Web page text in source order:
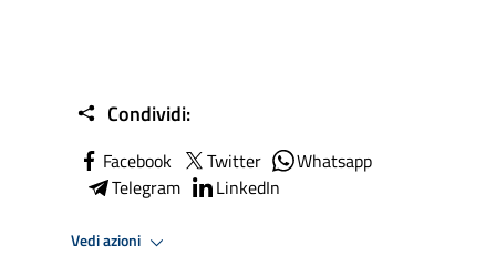
Condividi:
Facebook Twitter
Whatsapp
Telegram
LinkedIn
Vedi azioni